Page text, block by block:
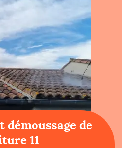
démoussage de
11